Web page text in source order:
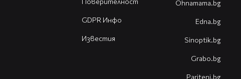
GDPR Инфо
Известия
Оhnamama.bg
Edna.bg
Sinoptik.bg
Grabo.bg
Pariteni.bg